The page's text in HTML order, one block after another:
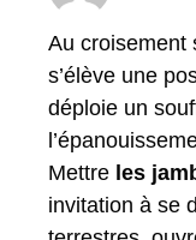
Au croisement
s’élève une
déploie un
Mettre les
invitation à se